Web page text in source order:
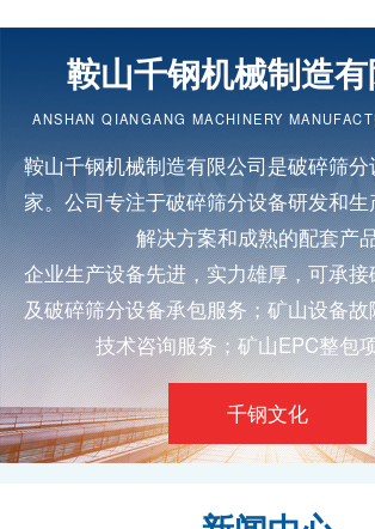
鞍山千钢机械制造
ANSHAN QIANGANG MACHINERY
鞍山千钢机械制造有限公司是破碎筛分
家。公司专注于破碎筛分设备研发和
解决方案和成熟的配套产
企业生产设备先进，实力雄厚，可承接
及破碎筛分设备承包服务；矿山设备
技术咨询服务；矿山EPC整包
千钢文化